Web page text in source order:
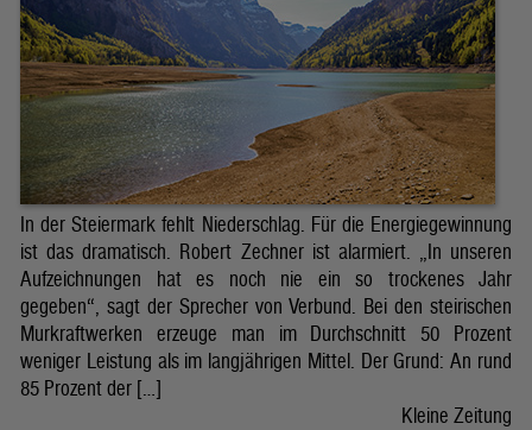
In der Steiermark fehlt Niederschlag. Für die Energiegewinnung
ist das dramatisch. Robert Zechner ist alarmiert. „In unseren
Aufzeichnungen hat es noch nie ein so trockenes Jahr
gegeben“, sagt der Sprecher von Verbund. Bei den steirischen
Murkraftwerken erzeuge man im Durchschnitt 50 Prozent
weniger Leistung als im langjährigen Mittel. Der Grund: An rund
85 Prozent der […]
Kleine Zeitung